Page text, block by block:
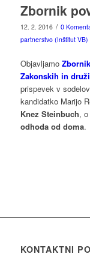
Zbornik
12. 2. 2016 / 0
partnerstvo (Inštitut VB)
Objavljamo
Zakonskih in
prispevek v
kandidatko Marijo
Knez Steinbuch, o
odhoda od doma.
KONTAKTNI